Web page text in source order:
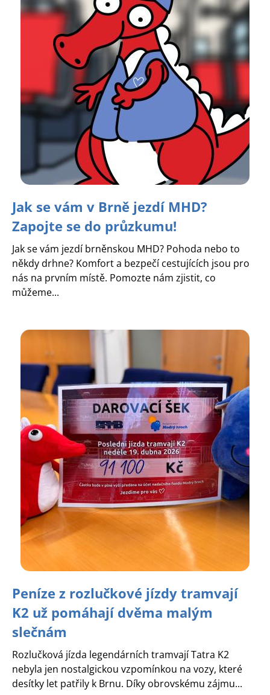
Jak se vám v Brně jezdí MHD?
Zapojte se do průzkumu!
Jak se vám jezdí brněnskou MHD? Pohoda nebo to
někdy drhne? Komfort a bezpečí cestujících jsou pro
nás na prvním místě. Pomozte nám zjistit, co
můžeme...
Peníze z rozlučkové jízdy tramvají
K2 už pomáhají dvěma malým
slečnám
Rozlučková jízda legendárních tramvají Tatra K2
nebyla jen nostalgickou vzpomínkou na vozy, které
desítky let patřily k Brnu. Díky obrovskému zájmu...